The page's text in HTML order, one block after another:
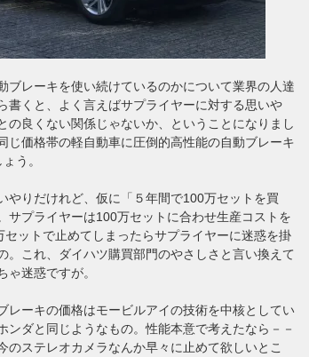
ブレーキを使い続けているのかについて業界の人達
書くと、よく言えばサプライヤーに対する思いや
の良くない関係じゃないか、ということになりまし
じ価格帯の軽自動車に圧倒的高性能の自動ブレーキ
う。
やりだけれど、仮に「５年間で100万セットを買
サプライヤーは100万セットに合わせ生産コストを
ットで止めてしまったらサプライヤーに迷惑を掛
。これ、ダイハツ購買部門のやさしさと言い換えて
ゃ迷惑ですが。
レーキの価格はモービルアイの技術を中核としてい
ンダと同じようなもの。性能本意で考えたなら－－
のステレオカメラなんか早々に止めて欲しいとこ